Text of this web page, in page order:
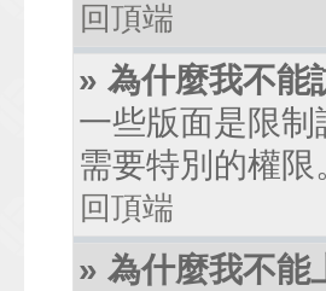
回頂端
» 為什麼我不能
一些版面是限
需要特別的權
回頂端
» 為什麼我不能